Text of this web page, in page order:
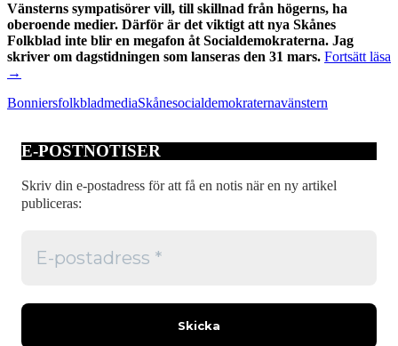
Vänsterns sympatisörer vill, till skillnad från högerns, ha
oberoende medier. Därför är det viktigt att nya Skånes
Folkblad inte blir en megafon åt Socialdemokraterna. Jag
skriver om dagstidningen som lanseras den 31 mars. Fortsätt läsa
Bryt
mediedominans!
→
BonniersfolkbladmediaSkånesocialdemokraternavänstern
E-POSTNOTISER
Skriv din e-postadress för att få en notis när en ny artikel
publiceras: